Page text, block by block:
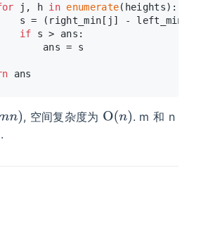
j, h in enumerate(heights):
s = (right_min[j] -
if s > ans:
ans = s
ans
, 空间复杂度为
. m 和 n